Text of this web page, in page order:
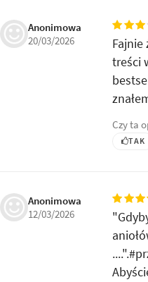
Anonimowa
20/03/2026
Fajnie
treści
mi
nie
Czy ta
TAK
Anonimowa
12/03/2026